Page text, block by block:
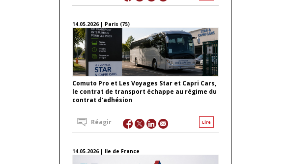
14.05.2026 | Paris (75)
Comuto Pro et Les Voyages Star et Capri Cars,
le contrat de transport échappe au régime du
contrat d’adhésion
Lire
Réagir
14.05.2026 | Ile de France